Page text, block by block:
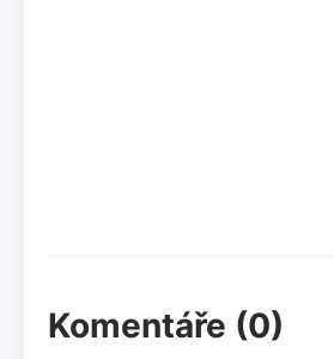
Komentáře (0)